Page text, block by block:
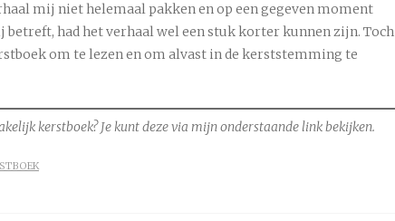
mij niet helemaal pakken en op een gegeven moment
had het verhaal wel een stuk korter kunnen zijn. Toch
om te lezen en om alvast in de kerststemming te
kerstboek? Je kunt deze via mijn onderstaande link bekijken.